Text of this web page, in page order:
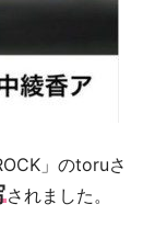
」のtoruさ
されました。